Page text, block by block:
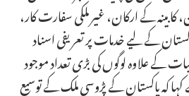
کے ارکان، غیر ملکی سفارت کار،
کے لیے خدمات پر تعریفی اسناد
علاوہ لوگوں کی بڑی تعداد موجود
کہ پاکستان کے پڑوسی ملک کے توسیع